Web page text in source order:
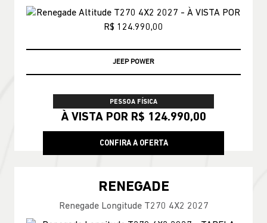
JEEP POWER
PESSOA FÍSICA
À VISTA POR R$ 124.990,00
CONFIRA A OFERTA
RENEGADE
Renegade Longitude T270 4X2 2027